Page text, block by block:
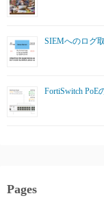
SIEMへのログ
FortiSwitch PoE
Pages